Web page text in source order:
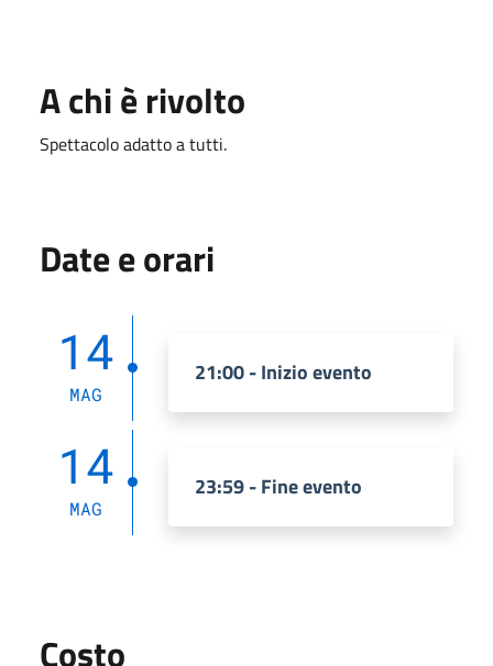
A chi è rivolto
Spettacolo adatto a tutti.
Date e orari
14
MAG
21:00 - Inizio evento
14
MAG
23:59 - Fine evento
Costo